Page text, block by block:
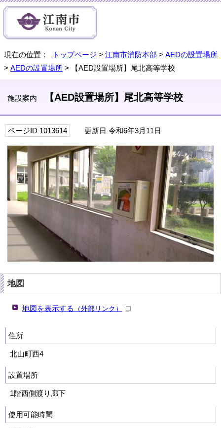
現在の位置： トップページ > 江南市消防本部 > AEDの設置場所
> AEDの設置場所 > 【AED設置場所】尾北高等学校
施設案内 【AED設置場所】尾北高等学校
ページID 1013614 更新日 令和6年3月11日
地図
地図を表示する （外部リンク）
住所
北山町西4
設置場所
1階西側渡り廊下
使用可能時間